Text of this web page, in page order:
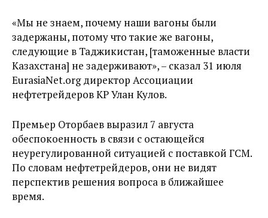
«Мы не знаем, почему наши вагоны были
задержаны, потому что такие же вагоны,
следующие в Таджикистан, [таможенные власти
Казахстана] не задерживают», – сказал 31 июля
EurasiaNet.org директор Ассоциации
нефтетрейдеров КР Улан Кулов.
Премьер Оторбаев выразил 7 августа
обеспокоенность в связи с остающейся
неурегулированной ситуацией с поставкой ГСМ.
По словам нефтетрейдеров, они не видят
перспектив решения вопроса в ближайшее
время.